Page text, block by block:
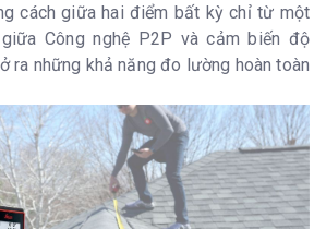
cách giữa hai điểm bất kỳ chỉ từ một
Công nghệ P2P và cảm biến độ
ra những khả năng đo lường hoàn toàn